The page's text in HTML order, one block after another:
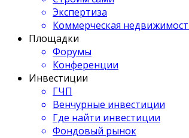
Экспертиза
Коммерческая
Площадки
Форумы
Конференции
Инвестиции
ГЧП
Венчурные инвестиции
Где найти инвестиции
Фондовый рынок